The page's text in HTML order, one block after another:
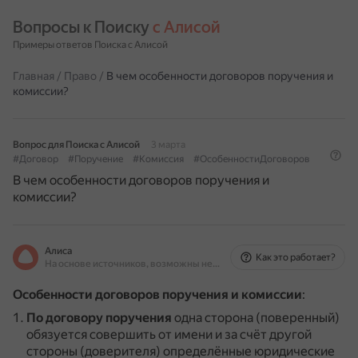
Вопросы к Поиску с Алисой
Примеры ответов Поиска с Алисой
Главная / Право / В чем особенности договоров поручения и
комиссии?
Вопрос для Поиска с Алисой
3 марта
#Договор
#Поручение #Комиссия #ОсобенностиДоговоров
В чем особенности договоров поручения и
комиссии?
Алиса
На основе источников, возможны неточности
Как это работает?
Особенности договоров поручения и комиссии:
По договору поручения одна сторона (поверенный)
обязуется совершить от имени и за счёт другой
стороны (доверителя) определённые юридические